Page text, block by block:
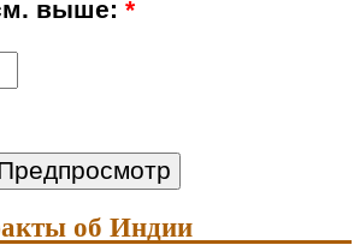
выше:*
об Индии